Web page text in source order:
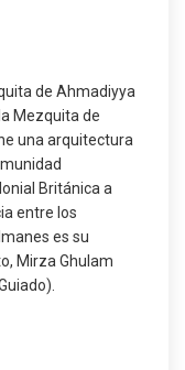
de Ahmadiyya
Mezquita de
una arquitectura
Británica a
entre los
es su
Mirza Ghulam